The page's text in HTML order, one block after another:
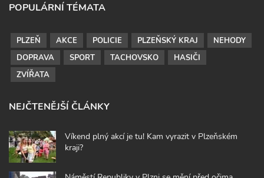
POPULÁRNÍ TÉMATA
PLZEŇ AKCE POLICIE PLZEŇSKÝ KRAJ
NEHODY
DOPRAVA
SPORT TACHOVSKO
HASIČI
ZVÍŘATA
NEJČTENĚJŠÍ ČLÁNKY
Víkend plný akcí je tu! Kam vyrazit v Plzeňském
kraji?